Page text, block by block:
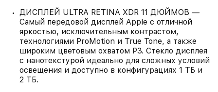
ДИСПЛЕЙ ULTRA RETINA XDR 11 ДЮЙМОВ —
Самый передовой дисплей Apple с отличной
яркостью, исключительным контрастом,
технологиями ProMotion и True Tone, а также
широким цветовым охватом P3. Стекло дисплея
с нанотекстурой идеально для сложных условий
освещения и доступно в конфигурациях 1 ТБ и
2 ТБ.